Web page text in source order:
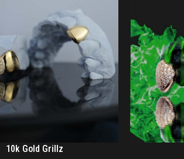
10k Gold Grillz